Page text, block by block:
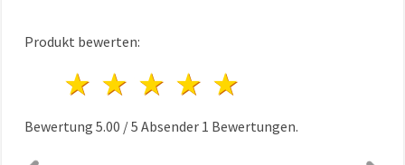
Produkt bewerten:
4 Sterne
3 Sterne
2 Sterne
1 Stern
Bewertung 5.00 /5 Absender 1 Bewertungen.